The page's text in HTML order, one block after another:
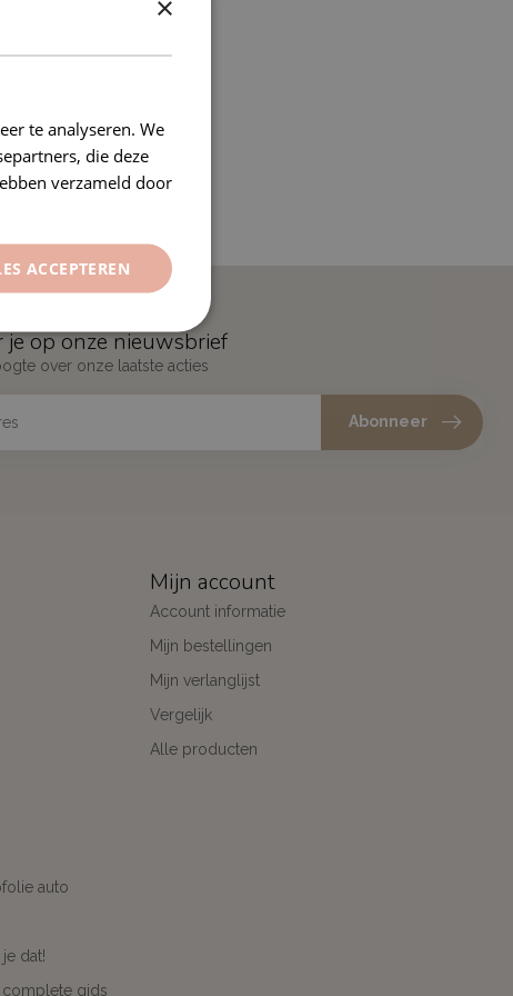
je op onze nieuwsbrief
over onze laatste acties
Abonneer
auto
dat!
complete gids
Mijn account
Account informatie
Mijn bestellingen
Mijn verlanglijst
Vergelijk
Alle producten
×
te analyseren. We
die deze
verzameld door
ACCEPTEREN